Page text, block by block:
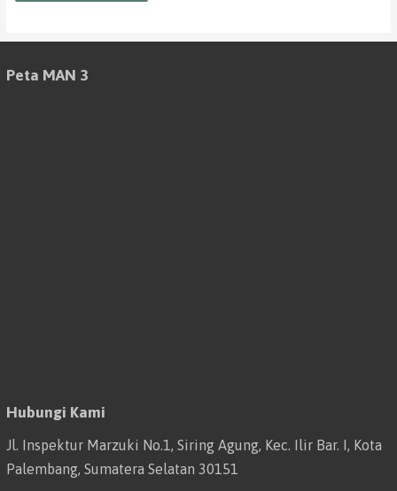
Peta MAN 3
Hubungi Kami
Jl. Inspektur Marzuki No.1, Siring Agung, Kec. Ilir Bar. I, Kota
Palembang, Sumatera Selatan 30151